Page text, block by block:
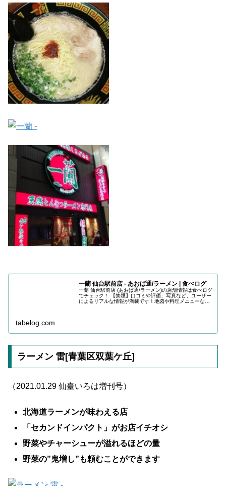
一蘭 仙台駅前店 - あおば通/ラーメン | 食べログ
一蘭 仙台駅前店 (あおば通/ラーメン)の店舗情報は食べログ
でチェック！ 【禁煙】口コミや評価、写真など、ユーザー
によるリアルな情報が満載です！地図や料理メニューなど
tabelog.com
ラーメン 雷[青葉区双葉ケ丘]
（2021.01.29 仙臺いろは増刊号）
北海道ラーメンが味わえる店
「セカンドインパクト」がお店イチオシ
野菜やチャーシューが溢れるほどの量
野菜の”鬼増し”も頼むことができます